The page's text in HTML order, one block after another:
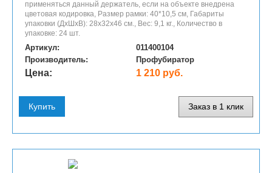
применяться данный держатель, если на объекте внедрена
цветовая кодировка, Размер рамки: 40*10,5 см, Габариты
упаковки (ДхШхВ): 28х32х46 см., Вес: 9,1 кг., Количество в
упаковке: 24 шт.
Артикул:
011400104
Производитель:
Профубиратор
Цена: 1 210 руб.
Купить Заказ в 1 клик